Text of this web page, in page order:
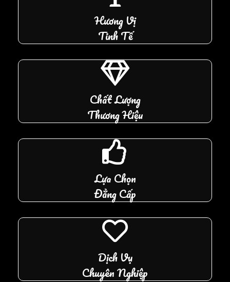
Hương Vị
Tinh Tế
Chất Lượng
Thương Hiệu
Lựa Chọn
Đẳng Cấp
Dịch Vụ
Chuyên Nghiệp